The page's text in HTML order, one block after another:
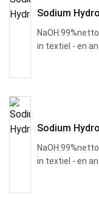
Sodium
in textiel - en
Sodium
in textiel - en